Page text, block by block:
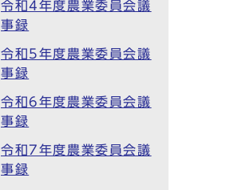
令和4年度農業委員会議
事録
令和5年度農業委員会議
事録
令和6年度農業委員会議
事録
令和7年度農業委員会議
事録